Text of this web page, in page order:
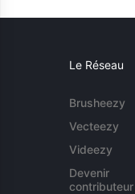
Le Réseau
Brusheezy
Vecteezy
Videezy
Devenir
contributeur